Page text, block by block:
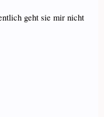
geht sie mir nicht